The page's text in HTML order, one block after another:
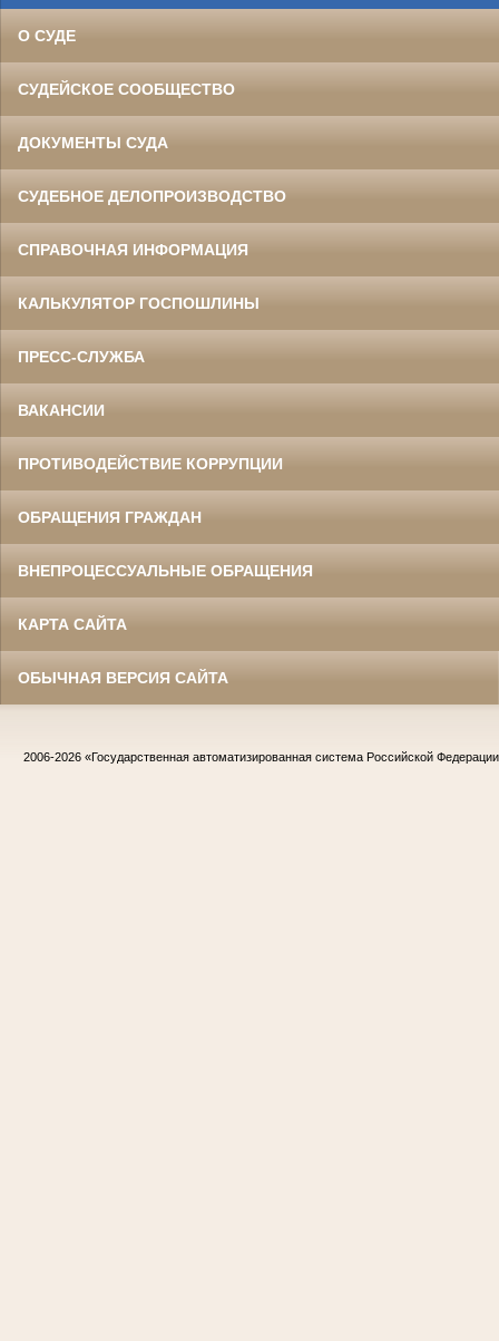
О СУДЕ
СУДЕЙСКОЕ СООБЩЕСТВО
ДОКУМЕНТЫ СУДА
СУДЕБНОЕ ДЕЛОПРОИЗВОДСТВО
СПРАВОЧНАЯ ИНФОРМАЦИЯ
КАЛЬКУЛЯТОР ГОСПОШЛИНЫ
ПРЕСС-СЛУЖБА
ВАКАНСИИ
ПРОТИВОДЕЙСТВИЕ КОРРУПЦИИ
ОБРАЩЕНИЯ ГРАЖДАН
ВНЕПРОЦЕССУАЛЬНЫЕ ОБРАЩЕНИЯ
КАРТА САЙТА
ОБЫЧНАЯ ВЕРСИЯ САЙТА
2006-2026 «Государственная автоматизированная система Российской